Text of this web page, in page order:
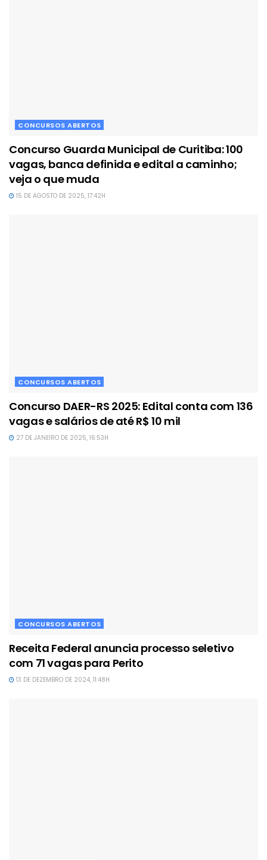
CONCURSOS ABERTOS
Concurso Guarda Municipal de Curitiba: 100
vagas, banca definida e edital a caminho;
veja o que muda
15 DE AGOSTO DE 2025, 17:42H
CONCURSOS ABERTOS
Concurso DAER-RS 2025: Edital conta com 136
vagas e salários de até R$ 10 mil
27 DE JANEIRO DE 2025, 16:53H
CONCURSOS ABERTOS
Receita Federal anuncia processo seletivo
com 71 vagas para Perito
13 DE DEZEMBRO DE 2024, 11:48H